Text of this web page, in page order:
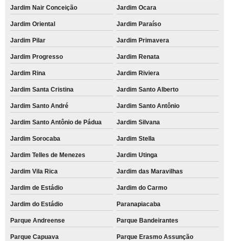
Jardim Nair Conceição Jardim Ocara
Jardim Oriental Jardim Paraíso
Jardim Pilar Jardim Primavera
Jardim Progresso Jardim Renata
Jardim Rina Jardim Riviera
Jardim Santa Cristina Jardim Santo Alberto
Jardim Santo André Jardim Santo Antônio
Jardim Santo Antônio de Pádua Jardim Silvana
Jardim Sorocaba Jardim Stella
Jardim Telles de Menezes Jardim Utinga
Jardim Vila Rica Jardim das Maravilhas
Jardim de Estádio Jardim do Carmo
Jardim do Estádio Paranapiacaba
Parque Andreense Parque Bandeirantes
Parque Capuava Parque Erasmo Assunção